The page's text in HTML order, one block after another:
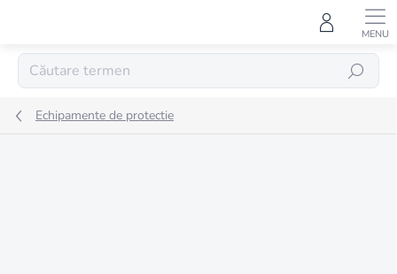
CĂUTARE
Echipamente de protectie